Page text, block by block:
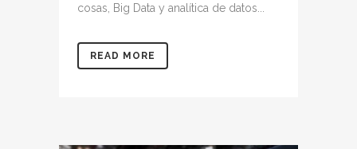
cosas, Big Data y analítica de datos...
READ MORE